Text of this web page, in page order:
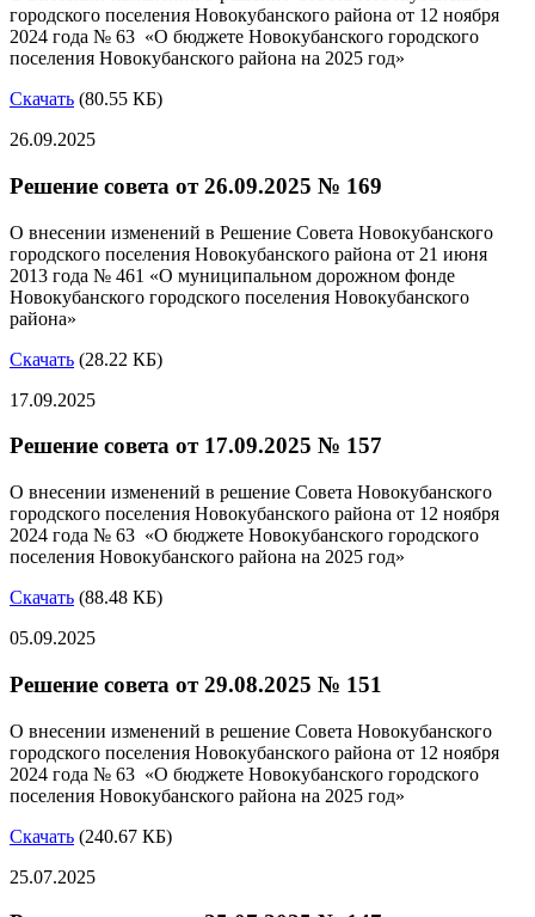
городского поселения Новокубанского района от 12 ноября
2024 года № 63 «О бюджете Новокубанского городского
поселения Новокубанского района на 2025 год»
Скачать (80.55 КБ)
26.09.2025
Решение совета от 26.09.2025 № 169
О внесении изменений в Решение Совета Новокубанского
городского поселения Новокубанского района от 21 июня
2013 года № 461 «О муниципальном дорожном фонде
Новокубанского городского поселения Новокубанского
района»
Скачать (28.22 КБ)
17.09.2025
Решение совета от 17.09.2025 № 157
О внесении изменений в решение Совета Новокубанского
городского поселения Новокубанского района от 12 ноября
2024 года № 63 «О бюджете Новокубанского городского
поселения Новокубанского района на 2025 год»
Скачать (88.48 КБ)
05.09.2025
Решение совета от 29.08.2025 № 151
О внесении изменений в решение Совета Новокубанского
городского поселения Новокубанского района от 12 ноября
2024 года № 63 «О бюджете Новокубанского городского
поселения Новокубанского района на 2025 год»
Скачать (240.67 КБ)
25.07.2025